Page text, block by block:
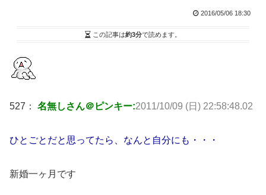
2016/05/06 18:30
この記事は約3分で読めます。
527： 名無しさん＠ピンキー:2011/10/09 (日) 22:58:48.02
ひとごとだと思ってたら、なんと自分にも・・・
新婚一ヶ月です